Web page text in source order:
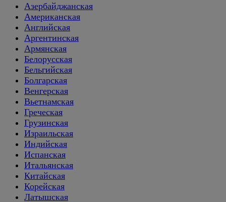
Азербайджанская
Американская
Английская
Аргентинская
Армянская
Белорусская
Бельгийская
Болгарская
Венгерская
Вьетнамская
Греческая
Грузинская
Израильская
Индийская
Испанская
Итальянская
Китайская
Корейская
Латышская